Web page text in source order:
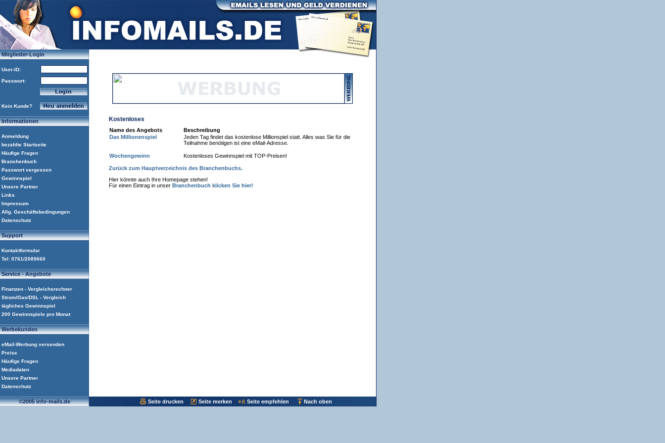
Mitglieder-Login
User-ID:
Passwort:
Kein Kunde?
Informationen
Anmeldung
bezahlte Startseite
Häufige Fragen
Branchenbuch
Passwort vergessen
Gewinnspiel
Unsere Partner
Links
Impressum
Allg. Geschäftsbedingungen
Datenschutz
Support
Kontaktformular
Tel: 0761/2089660
Service - Angebote
Finanzen - Vergleichsrechner
Strom/Gas/DSL - Vergleich
tägliches Gewinnspiel
200 Gewinnspiele pro Monat
Werbekunden
eMail-Werbung versenden
Preise
Häufige Fragen
Mediadaten
Unsere Partner
Datenschutz
Kostenloses
Name des Angebots
Beschreibung
Das Millionenspiel
Jeden Tag findet das kostenlose Millionspiel statt. Alles was Sie für die
Teilnahme benötigen ist eine eMail-Adresse.
Wochengewinn Kostenloses Gewinnspiel mit TOP-Preisen!
Zurück zum Hauptverzeichnis des Branchenbuchs.
Hier könnte auch Ihre Homepage stehen!
Für einen Eintrag in unser Branchenbuch klicken Sie hier!
©2005 info-mails.de Seite drucken Seite merken Seite empfehlen Nach oben